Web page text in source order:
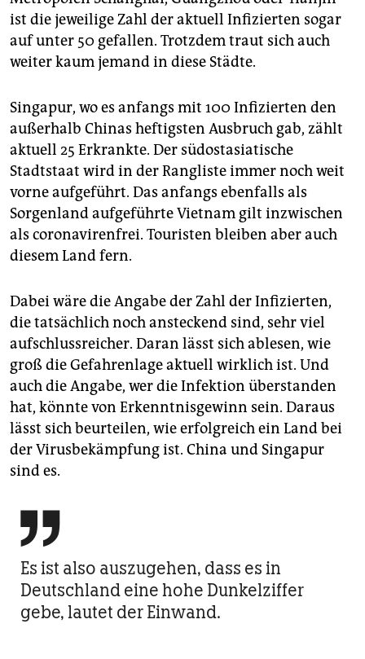
ist die jeweilige Zahl der aktuell Infizierten sogar
auf unter 50 gefallen. Trotzdem traut sich auch
weiter kaum jemand in diese Städte.
Singapur, wo es anfangs mit 100 Infizierten den
außerhalb Chinas heftigsten Ausbruch gab, zählt
aktuell 25 Erkrankte. Der südostasiatische
Stadtstaat wird in der Rangliste immer noch weit
vorne aufgeführt. Das anfangs ebenfalls als
Sorgenland aufgeführte Vietnam gilt inzwischen
als coronavirenfrei. Touristen bleiben aber auch
diesem Land fern.
Dabei wäre die Angabe der Zahl der Infizierten,
die tatsächlich noch ansteckend sind, sehr viel
aufschlussreicher. Daran lässt sich ablesen, wie
groß die Gefahrenlage aktuell wirklich ist. Und
auch die Angabe, wer die Infektion überstanden
hat, könnte von Erkenntnisgewinn sein. Daraus
lässt sich beurteilen, wie erfolgreich ein Land bei
der Virusbekämpfung ist. China und Singapur
sind es.

Es ist also auszugehen, dass es in
Deutschland eine hohe Dunkelziffer
gebe, lautet der Einwand.